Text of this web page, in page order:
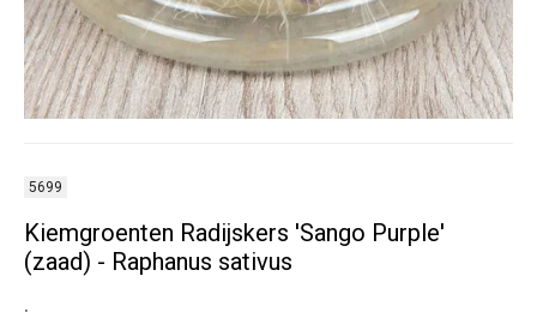
5699
Kiemgroenten Radijskers 'Sango Purple'
(zaad) - Raphanus sativus
.